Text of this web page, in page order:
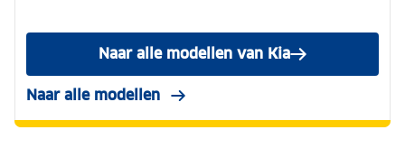
Naar alle modellen van Kia
Naar alle modellen